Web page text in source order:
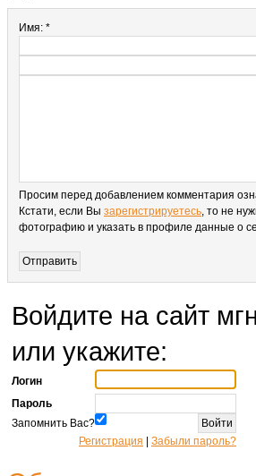
Имя: *
Просим перед добавлением комментария
Кстати, если Вы зарегистрируетесь, то не
фотографию и указать в профиле данные о
Войдите на сайт
или укажите:
Логин
Пароль
Запомнить Вас?
Регистрация
Забыли пароль?